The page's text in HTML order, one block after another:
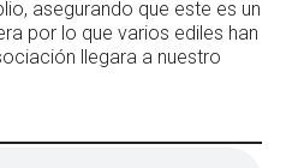
asegurando que este es un
por lo que varios ediles han
llegara a nuestro